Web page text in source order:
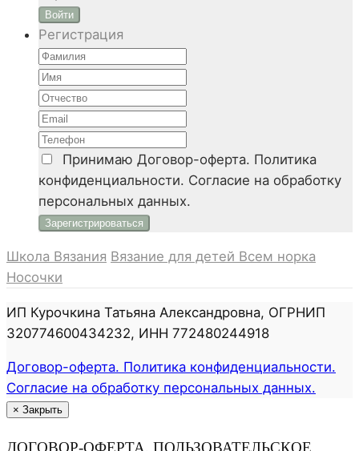
Войти
Регистрация
Принимаю Договор-оферта. Политика
конфиденциальности. Согласие на обработку
персональных данных.
Школа Вязания Вязание для детей Всем норка
Носочки
ИП Курочкина Татьяна Александровна, ОГРНИП
320774600434232, ИНН 772480244918
Договор-оферта. Политика конфиденциальности.
Согласие на обработку персональных данных.
× Закрыть
ДОГОВОР-ОФЕРТА. ПОЛЬЗОВАТЕЛЬСКОЕ